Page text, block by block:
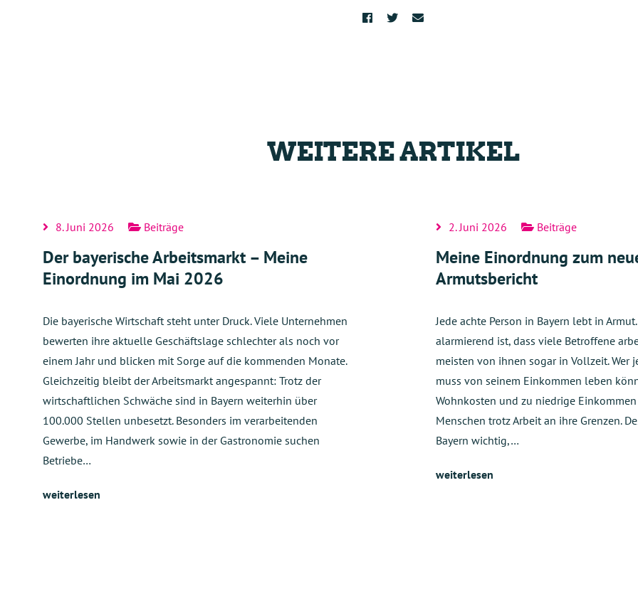
WEITERE ARTIKEL
8. Juni 2026 Beiträge
Der bayerische Arbeitsmarkt – Meine
Einordnung im Mai 2026
Die bayerische Wirtschaft steht unter Druck. Viele Unternehmen
bewerten ihre aktuelle Geschäftslage schlechter als noch vor
einem Jahr und blicken mit Sorge auf die kommenden Monate.
Gleichzeitig bleibt der Arbeitsmarkt angespannt: Trotz der
wirtschaftlichen Schwäche sind in Bayern weiterhin über
100.000 Stellen unbesetzt. Besonders im verarbeitenden
Gewerbe, im Handwerk sowie in der Gastronomie suchen
Betriebe…
weiterlesen
2. Juni 2026 Beiträge
Meine Einordnung zum
Armutsbericht
Jede achte Person in Bayern lebt in
alarmierend ist, dass viele Betroffene
meisten von ihnen sogar in Vollzeit. Wer
muss von seinem Einkommen leben
Wohnkosten und zu niedrige
Menschen trotz Arbeit an ihre Grenzen.
Bayern wichtig,…
weiterlesen